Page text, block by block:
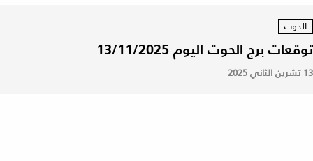
الحوت
توقعات برج الحوت اليوم 13/11/2025
13 تشرين الثاني 2025